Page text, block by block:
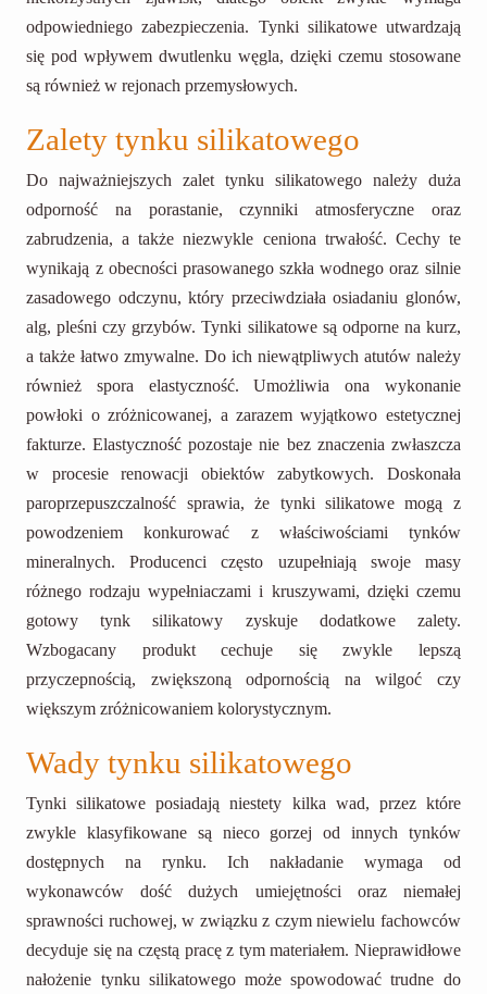
odpowiedniego zabezpieczenia. Tynki silikatowe utwardzają
się pod wpływem dwutlenku węgla, dzięki czemu stosowane
są również w rejonach przemysłowych.
Zalety tynku silikatowego
Do najważniejszych zalet tynku silikatowego należy duża
odporność na porastanie, czynniki atmosferyczne oraz
zabrudzenia, a także niezwykle ceniona trwałość. Cechy te
wynikają z obecności prasowanego szkła wodnego oraz silnie
zasadowego odczynu, który przeciwdziała osiadaniu glonów,
alg, pleśni czy grzybów. Tynki silikatowe są odporne na kurz,
a także łatwo zmywalne. Do ich niewątpliwych atutów należy
również spora elastyczność. Umożliwia ona wykonanie
powłoki o zróżnicowanej, a zarazem wyjątkowo estetycznej
fakturze. Elastyczność pozostaje nie bez znaczenia zwłaszcza
w procesie renowacji obiektów zabytkowych. Doskonała
paroprzepuszczalność sprawia, że tynki silikatowe mogą z
powodzeniem konkurować z właściwościami tynków
mineralnych. Producenci często uzupełniają swoje masy
różnego rodzaju wypełniaczami i kruszywami, dzięki czemu
gotowy tynk silikatowy zyskuje dodatkowe zalety.
Wzbogacany produkt cechuje się zwykle lepszą
przyczepnością, zwiększoną odpornością na wilgoć czy
większym zróżnicowaniem kolorystycznym.
Wady tynku silikatowego
Tynki silikatowe posiadają niestety kilka wad, przez które
zwykle klasyfikowane są nieco gorzej od innych tynków
dostępnych na rynku. Ich nakładanie wymaga od
wykonawców dość dużych umiejętności oraz niemałej
sprawności ruchowej, w związku z czym niewielu fachowców
decyduje się na częstą pracę z tym materiałem. Nieprawidłowe
nałożenie tynku silikatowego może spowodować trudne do